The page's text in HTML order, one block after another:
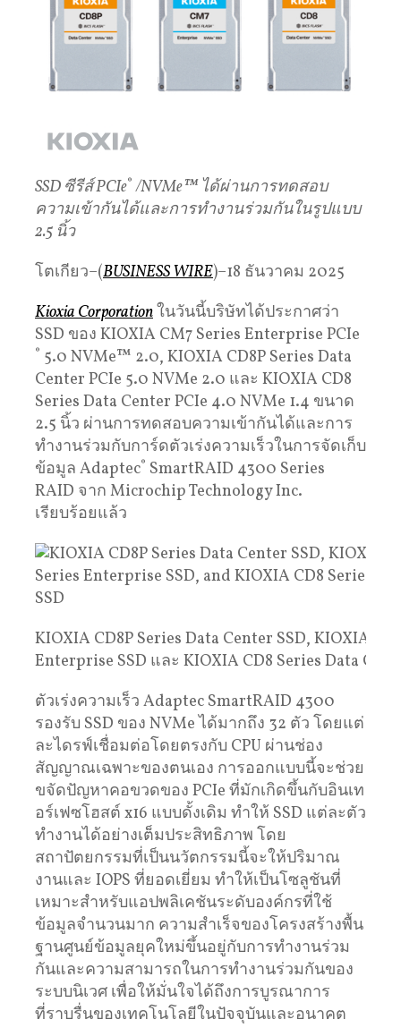
SSD ซีรีส์ PCIe® /NVMe™ ได้ผ่านการทดสอบ
ความเข้ากันได้และการทำงานร่วมกันในรูปแบบ
2.5 นิ้ว
โตเกียว–(BUSINESS WIRE)–18 ธันวาคม 2025
Kioxia Corporationในวันนี้บริษัทได้ประกาศว่า
SSD ของ KIOXIA CM7 Series Enterprise PCIe
® 5.0 NVMe™ 2.0, KIOXIA CD8P Series Data
Center PCIe 5.0 NVMe 2.0 และ KIOXIA CD8
Series Data Center PCIe 4.0 NVMe 1.4 ขนาด
2.5 นิ้ว ผ่านการทดสอบความเข้ากันได้และการ
ทำงานร่วมกับการ์ดตัวเร่งความเร็วในการจัดเก็บ
ข้อมูล Adaptec® SmartRAID 4300 Series
RAID จาก Microchip Technology Inc.
เรียบร้อยแล้ว
KIOXIA CD8P Series Data Center SSD, KIOXIA
Enterprise SSD และ KIOXIA CD8 Series Data
ตัวเร่งความเร็ว Adaptec SmartRAID 4300
รองรับ SSD ของ NVMe ได้มากถึง 32 ตัว โดยแต่
ละไดรฟ์เชื่อมต่อโดยตรงกับ CPU ผ่านช่อง
สัญญาณเฉพาะของตนเอง การออกแบบนี้จะช่วย
ขจัดปัญหาคอขวดของ PCIe ที่มักเกิดขึ้นกับอินเท
อร์เฟซโฮสต์ x16 แบบดั้งเดิม ทำให้ SSD แต่ละตัว
ทำงานได้อย่างเต็มประสิทธิภาพ โดย
สถาปัตยกรรมที่เป็นนวัตกรรมนี้จะให้ปริมาณ
งานและ IOPS ที่ยอดเยี่ยม ทำให้เป็นโซลูชันที่
เหมาะสำหรับแอปพลิเคชันระดับองค์กรที่ใช้
ข้อมูลจำนวนมาก ความสำเร็จของโครงสร้างพื้น
ฐานศูนย์ข้อมูลยุคใหม่ขึ้นอยู่กับการทำงานร่วม
กันและความสามารถในการทำงานร่วมกันของ
ระบบนิเวศ เพื่อให้มั่นใจได้ถึงการบูรณาการ
ที่ราบรื่นของเทคโนโลยีในปัจจุบันและอนาคต